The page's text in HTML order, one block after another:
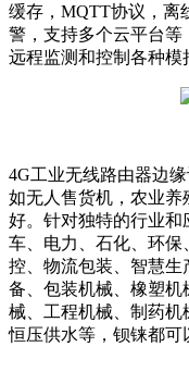
缓存，MQTT协议，离
警，支持多个云平台等
远程监测和控制各种模
4G工业无线路由器边
如无人售货机，农业养
好。针对独特的行业和
车、电力、石化、环保
控、物流包装、智慧生
备、包装机械、橡塑
械、工程机械、制药机
恒压供水等，钡铼都可